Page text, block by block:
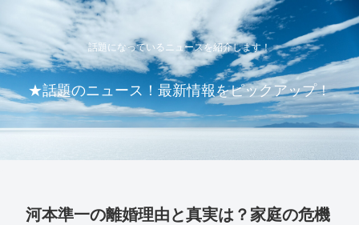
話題になっているニュースを紹介します！
★話題のニュース！最新情報をピックアップ！
河本準一の離婚理由と真実は？家庭の危機